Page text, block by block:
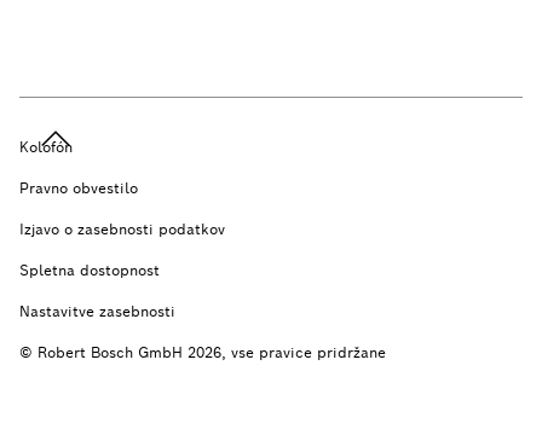
Kolofón
Pravno obvestilo
Izjavo o zasebnosti podatkov
Spletna dostopnost
Nastavitve zasebnosti
© Robert Bosch GmbH 2026, vse pravice pridržane